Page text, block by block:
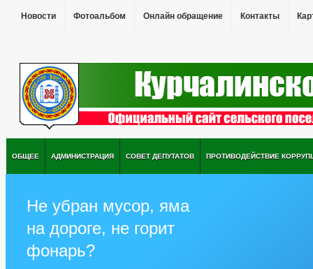
Новости Фотоальбом Онлайн обращение Контакты
ОБЩЕЕ АДМИНИСТРАЦИЯ СОВЕТ ДЕПУТАТОВ ПРОТИВОДЕЙСТВИЕ
Не убран мусор, яма
на дороге, не горит
фонарь?